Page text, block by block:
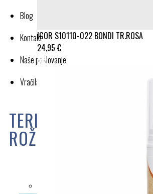
IGOR S10110-022 BONDI TR.ROSA
24,95 €
Blog
Kontakt
Naše poslovanje
Vračila in reklamacije
TERLIK SABO MASSAGE
ROŽICE ST520
54,90 €